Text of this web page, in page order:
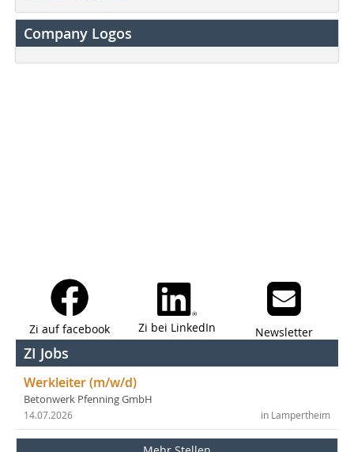
Company Logos
Zi auf facebook Zi bei LinkedIn Newsletter
ZI Jobs
Werkleiter (m/w/d)
Betonwerk Pfenning GmbH
in Lampertheim
14.07.2026